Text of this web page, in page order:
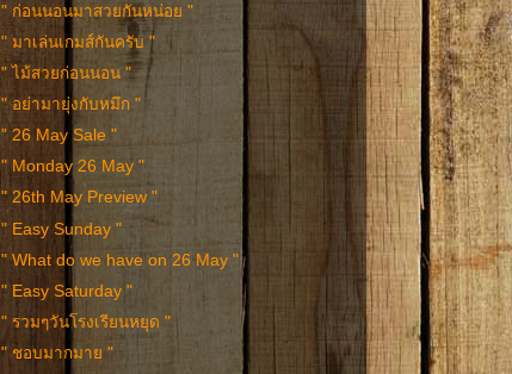
" ก่อนนอนมาสวยกันหน่อย "
" มาเล่นเกมส์กันครับ "
" ไม้สวยก่อนนอน "
" อย่ามายุ่งกับหมึก "
" 26 May Sale "
" Monday 26 May "
" 26th May Preview "
" Easy Sunday "
" What do we have on 26 May "
" Easy Saturday "
" รวมๆวันโรงเรียนหยุด "
" ชอบมากมาย "